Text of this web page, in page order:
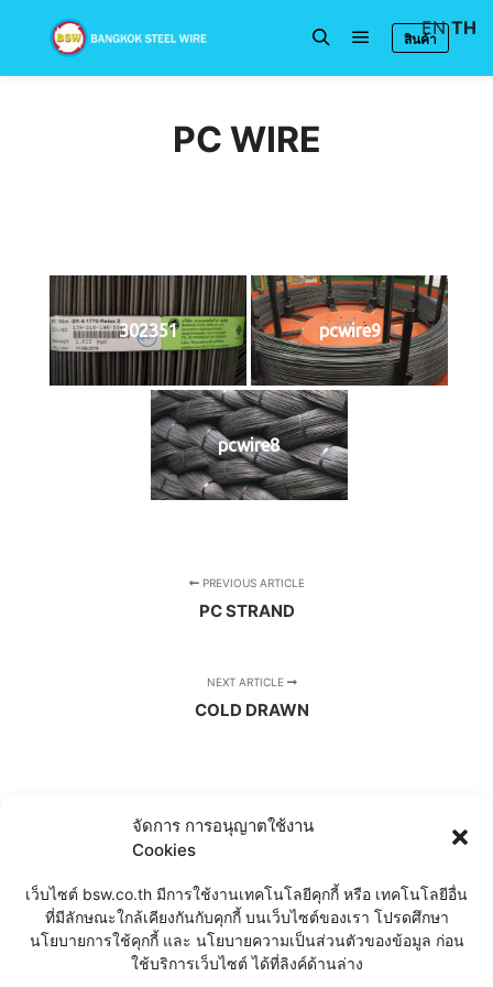
จัดการ การอนุญาตใช้งาน
Cookies
เว็บไซต์ bsw.co.th มีการใช้งานเทคโนโลยีคุกกี้ หรือ เทคโนโลยีอื่น
ที่มีลักษณะใกล้เคียงกันกับคุกกี้ บนเว็บไซต์ของเรา โปรดศึกษา
นโยบายการใช้คุกกี้ และ นโยบายความเป็นส่วนตัวของข้อมูล ก่อน
ใช้บริการเว็บไซต์ ได้ที่ลิงค์ด้านล่าง
สินค้า
PC WIRE
302351 pcwire9
pcwire8
PREVIOUS ARTICLE
PC STRAND
NEXT ARTICLE
COLD DRAWN
CHAT
EN TH